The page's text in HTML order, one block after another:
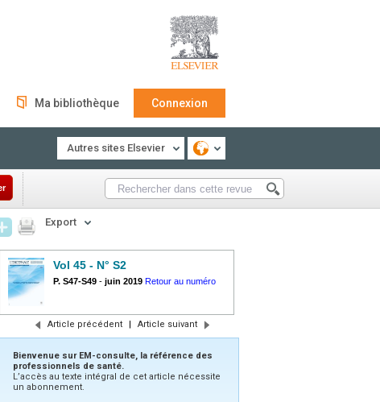
Ma bibliothèque Connexion
Autres sites Elsevier
Export
Vol 45 - N° S2
P. S47-S49 - juin 2019 Retour au numéro
Article précédent | Article suivant
Bienvenue sur EM-consulte, la référence des
professionnels de santé.
L’accès au texte intégral de cet article nécessite
un abonnement.